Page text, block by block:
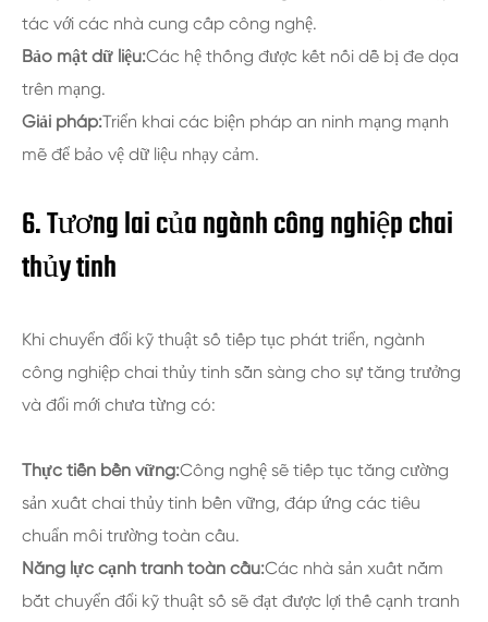
tác với các nhà cung cấp công nghệ.
Bảo mật dữ liệu:Các hệ thống được kết nối dễ bị đe dọa
trên mạng.
Giải pháp:Triển khai các biện pháp an ninh mạng mạnh
mẽ để bảo vệ dữ liệu nhạy cảm.
6. Tương lai của ngành công nghiệp chai
thủy tinh
Khi chuyển đổi kỹ thuật số tiếp tục phát triển, ngành
công nghiệp chai thủy tinh sẵn sàng cho sự tăng trưởng
và đổi mới chưa từng có:
Thực tiễn bền vững:Công nghệ sẽ tiếp tục tăng cường
sản xuất chai thủy tinh bền vững, đáp ứng các tiêu
chuẩn môi trường toàn cầu.
Năng lực cạnh tranh toàn cầu:Các nhà sản xuất nắm
bắt chuyển đổi kỹ thuật số sẽ đạt được lợi thế cạnh tranh